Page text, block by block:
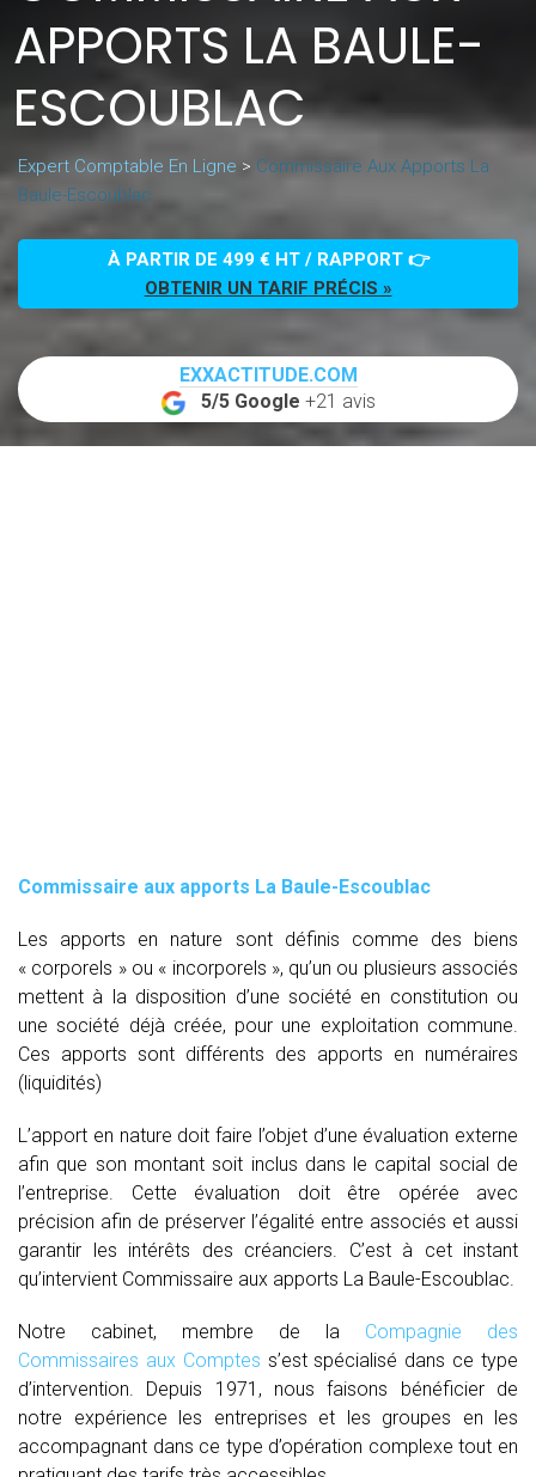
APPORTS LA BAULE-
ESCOUBLAC
Expert Comptable En Ligne > Commissaire Aux Apports La
Baule-Escoublac
À PARTIR DE 499 € HT / RAPPORT 👉
OBTENIR UN TARIF PRÉCIS »
EXXACTITUDE.COM
5/5 Google +21 avis
Commissaire aux apports La Baule-Escoublac
Les apports en nature sont définis comme des biens
« corporels » ou « incorporels », qu’un ou plusieurs associés
mettent à la disposition d’une société en constitution ou
une société déjà créée, pour une exploitation commune.
Ces apports sont différents des apports en numéraires
(liquidités)
L’apport en nature doit faire l’objet d’une évaluation externe
afin que son montant soit inclus dans le capital social de
l’entreprise. Cette évaluation doit être opérée avec
précision afin de préserver l’égalité entre associés et aussi
garantir les intérêts des créanciers. C’est à cet instant
qu’intervient Commissaire aux apports La Baule-Escoublac.
Notre cabinet, membre de la Compagnie des
Commissaires aux Comptes s’est spécialisé dans ce type
d’intervention. Depuis 1971, nous faisons bénéficier de
notre expérience les entreprises et les groupes en les
accompagnant dans ce type d’opération complexe tout en